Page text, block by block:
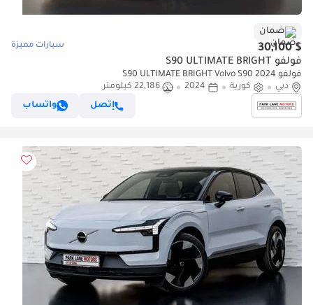
ضمان
$ 30,100 سيارات مميزة
فولفو S90 ULTIMATE BRIGHT
فولفو S90 ULTIMATE BRIGHT Volvo S90 2024
دبي
كورية 2024
22,186 كيلومتر
إتصل
واتساب